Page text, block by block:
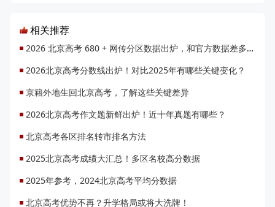
相关推荐
2026 北京高考 680 + 网传分区数据出炉，和官方数据差多少？
2026北京高考分数线出炉！对比2025年有哪些关键变化？
京籍外地生回北京高考，了解这些关键差异
2026北京高考作文题新鲜出炉！近十年真题有哪些？
北京高考各区排名转市排名方法
2025北京高考成绩大汇总！多区名校高分数据
2025年参考，2024北京高考平均分数据
北京高考优势不再？升学格局或将大洗牌！